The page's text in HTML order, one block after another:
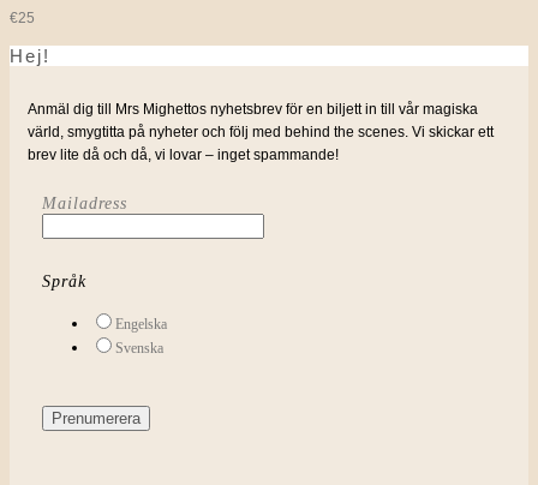
€25
Hej!
Anmäl dig till Mrs Mighettos nyhetsbrev för en biljett in till vår magiska
värld, smygtitta på nyheter och följ med behind the scenes. Vi skickar ett
brev lite då och då, vi lovar – inget spammande!
Mailadress
Språk
Engelska
Svenska